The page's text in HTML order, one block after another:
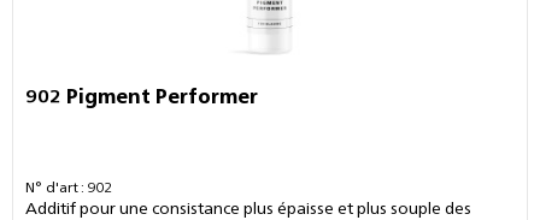
902 Pigment Performer
N° d'art : 902
Additif pour une consistance plus épaisse et plus souple des